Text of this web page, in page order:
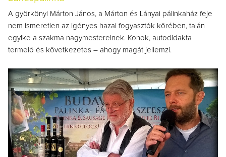
A györkönyi Márton János, a Márton és Lányai pálinkaház feje
nem ismeretlen az igényes hazai fogyasztók körében, talán
egyike a szakma nagymestereinek. Konok, autodidakta
termelő és következetes – ahogy magát jellemzi.